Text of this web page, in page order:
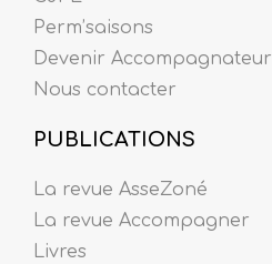
Perm’saisons
Devenir Accompagnateur
Nous contacter
PUBLICATIONS
La revue AsseZoné
La revue Accompagner
Livres